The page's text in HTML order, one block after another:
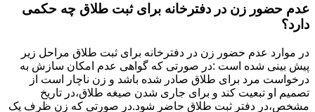
عدم حضور زن در دفترخانه برای ثبت طلاق چه حکمی
دارد؟
در موارد عدم حضور زن در دفترخانه برای ثبت طلاق مراحل زیر
پیش بینی شده است :در صورتی که گواهی عدم امکان سازش به
درخواست مرد برای طلاق صادر شده باشد و زن ناچار است از
تصمیم او تبعیت کند و برای جاری شدن صیغه طلاق،در تاریخ
مشخص،در دفتر ثبت طلاق حاضر شود.در صورتی که زن ظرف یک